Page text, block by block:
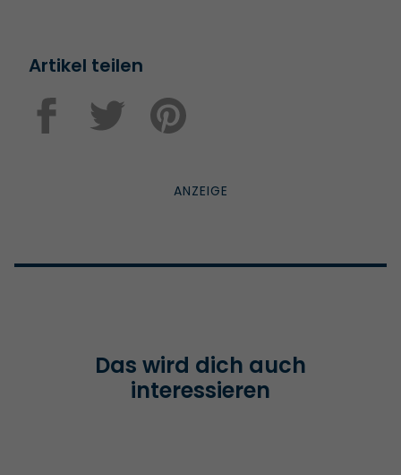
Artikel teilen
Das wird dich auch
interessieren